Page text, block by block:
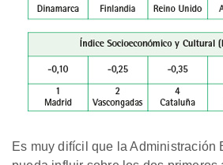
Es muy difícil que la Administración